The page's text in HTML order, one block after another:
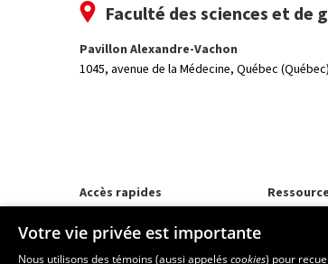
Faculté des sciences et de
Pavillon Alexandre-Vachon
1045, avenue de la Médecine, Québec
Accès rapides
Corps professoral
Votre vie privée est importante
Nous utilisons des témoins (aussi appeléscookies) pour